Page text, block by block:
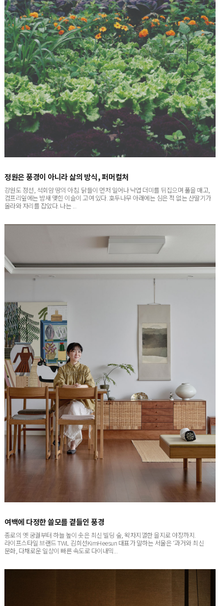
강원도 정선, 석회암 땅의 아침. 닭들이 먼저 일어나 낙엽 더미를 뒤집으며 풀을 매고,
컴프리잎에는 밤새 맺힌 이슬이 고여 있다. 호두나무 아래에는 심은 적 없는 산딸기가
올라와 자리를 잡았다. 나는 ...
종로의 옛 궁궐부터 하늘 높이 솟은 최신 빌딩 숲, 왁자지껄한 을지로 야장까지.
라이프스타일 브랜드 TWL 김희선KimHeesun 대표가 말하는 서울은 ‘과거와 최신
문화, 다채로운 일상이 빠른 속도로 다이내믹...